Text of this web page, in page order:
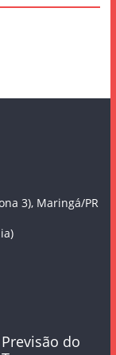
3), Maringá/PR
Previsão do